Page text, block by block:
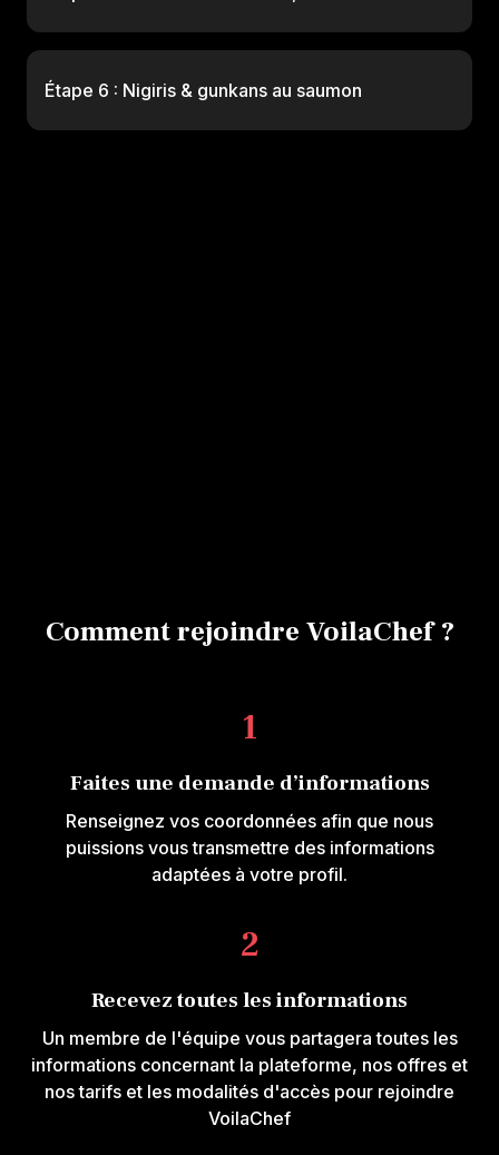
Étape 6 : Nigiris & gunkans au saumon
Comment rejoindre VoilaChef ?
1
Faites une demande d’informations
Renseignez vos coordonnées afin que nous
puissions vous transmettre des informations
adaptées à votre profil.
2
Recevez toutes les informations
Un membre de l'équipe vous partagera toutes les
informations concernant la plateforme, nos offres et
nos tarifs et les modalités d'accès pour rejoindre
VoilaChef